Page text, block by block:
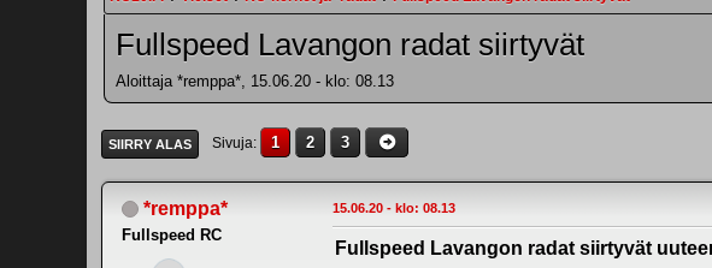
Fullspeed Lavangon radat siirtyvät
Aloittaja *remppa*, 15.06.20 - klo: 08.13
SIIRRY ALAS Sivuja 1 2 3
*remppa*
Fullspeed RC
15.06.20 - klo: 08.13
Fullspeed Lavangon radat siirtyvät